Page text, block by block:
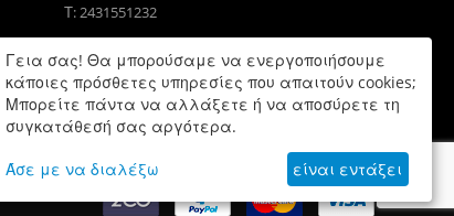
Τ: 2431551232
Τ: 6931832390
Δε-Πα 9:00 - 17:00
Γεια σας! Θα μπορούσαμε να ενεργοποιήσουμε
κάποιες πρόσθετες υπηρεσίες που απαιτούν cookies;
Μπορείτε πάντα να αλλάξετε ή να αποσύρετε τη
συγκατάθεσή σας αργότερα.
Άσε με να διαλέξω είναι εντάξει